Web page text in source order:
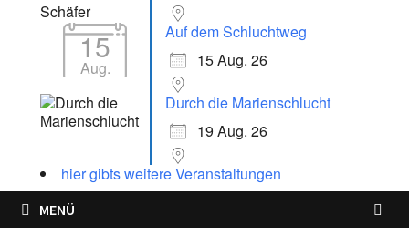
15
Aug.
Auf dem Schluchtweg
15 Aug. 26
Durch die Marienschlucht
19 Aug. 26
hier gibts weitere Veranstaltungen
MENÜ